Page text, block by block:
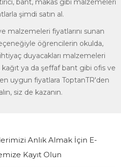
bant, makas gibi malzemeleri
şimdi satın al.
malzemeleri fiyatlarını sunan
öğrencilerin okulda,
duyacakları malzemeleri
ya da şeffaf bant gibi ofis ve
uygun fiyatlara ToptanTR'den
siz de kazanın.
Anlık Almak İçin E-
Kayıt Olun